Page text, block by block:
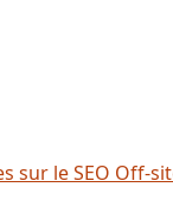
sur le SEO Off-